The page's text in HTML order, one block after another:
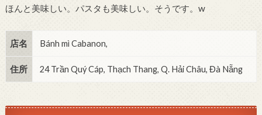
ほんと美味しい。パスタも美味しい。そうです。w
店名 Bánh mì Cabanon,
住所 24 Trần Quý Cáp, Thạch Thang, Q. Hải Châu, Đà Nẵng